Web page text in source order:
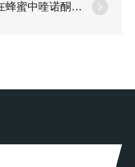
留检测的前处理技术